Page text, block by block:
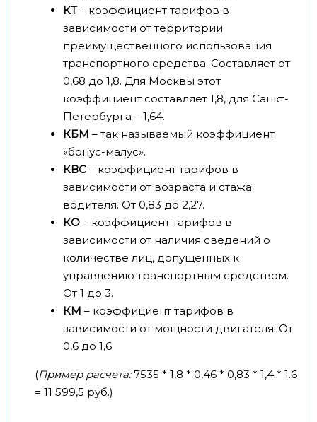
КТ– коэффициент тарифов в
зависимости от территории
преимущественного использования
транспортного средства. Составляет от
0,68 до 1,8. Для Москвы этот
коэффициент составляет 1,8, для Санкт-
Петербурга – 1,64.
КБМ – так называемый коэффициент
«бонус-малус».
КВС – коэффициент тарифов в
зависимости от возраста и стажа
водителя. От 0,83 до 2,27.
КО – коэффициент тарифов в
зависимости от наличия сведений о
количестве лиц, допущенных к
управлению транспортным средством.
От 1 до 3.
КМ – коэффициент тарифов в
зависимости от мощности двигателя. От
0,6 до 1,6.
(Пример расчета:7535 * 1,8 * 0,46 * 0,83 * 1,4 * 1.6
= 11 599,5 руб.)